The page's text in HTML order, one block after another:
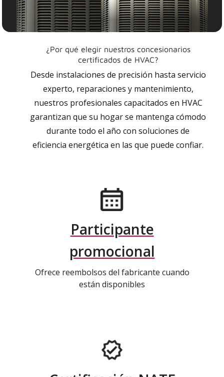
¿Por qué elegir nuestros concesionarios
certificados de HVAC?
Desde instalaciones de precisión hasta servicio
experto, reparaciones y mantenimiento,
nuestros profesionales capacitados en HVAC
garantizan que su hogar se mantenga cómodo
durante todo el año con soluciones de
eficiencia energética en las que puede confiar.
Participante
promocional
Ofrece reembolsos del fabricante cuando
están disponibles